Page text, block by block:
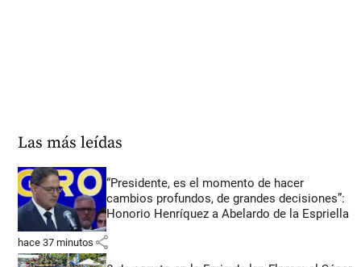
Las más leídas
“Presidente, es el momento de hacer
cambios profundos, de grandes decisiones”:
Honorio Henríquez a Abelardo de la Espriella
hace 37 minutos share